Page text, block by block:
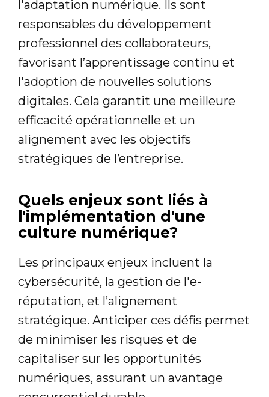
l'adaptation numérique. Ils sont
responsables du développement
professionnel des collaborateurs,
favorisant l’apprentissage continu et
l'adoption de nouvelles solutions
digitales. Cela garantit une meilleure
efficacité opérationnelle et un
alignement avec les objectifs
stratégiques de l’entreprise.
Quels enjeux sont liés à
l'implémentation d'une
culture numérique?
Les principaux enjeux incluent la
cybersécurité, la gestion de l'e-
réputation, et l’alignement
stratégique. Anticiper ces défis permet
de minimiser les risques et de
capitaliser sur les opportunités
numériques, assurant un avantage